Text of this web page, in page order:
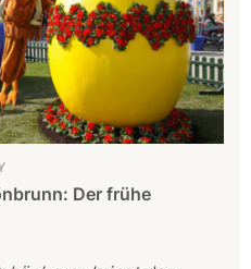
Der frühe